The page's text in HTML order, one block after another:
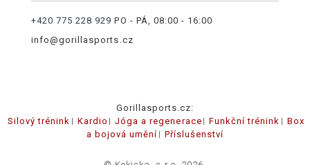
+420 775 228 929 PO - PÁ, 08:00 - 16:00
info@gorillasports.cz
Gorillasports.cz:
Silový trénink
Kardio Jóga a regenerace Funkční trénink
Box
a bojová umění
Příslušenství